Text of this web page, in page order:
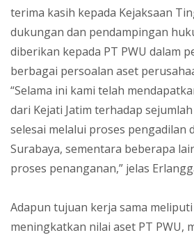
terima kasih kepada Kejaksaan
dukungan dan pendampingan
diberikan kepada PT PWU dalam
berbagai persoalan aset
“Selama ini kami telah
dari Kejati Jatim terhadap
selesai melalui proses pengadilan
Surabaya, sementara beberapa
proses penanganan,” jelas
Adapun tujuan kerja sama
meningkatkan nilai aset PT PWU,